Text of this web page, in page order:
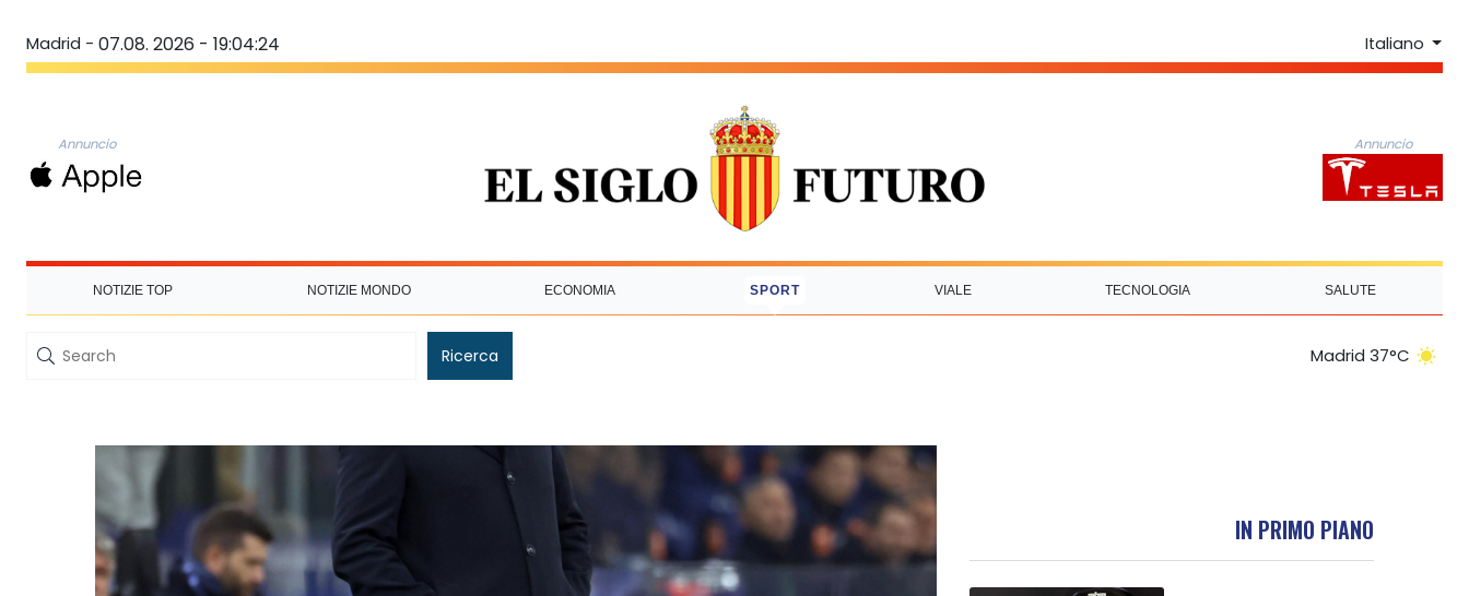
Madrid - 07.08. 2026 - 19:04:25 Italiano
Annuncio Annuncio
NOTIZIE TOP NOTIZIE MONDO ECONOMIA SPORT VIALE TECNOLOGIA SALUTE
Ricerca Madrid 37°C
IN PRIMO PIANO